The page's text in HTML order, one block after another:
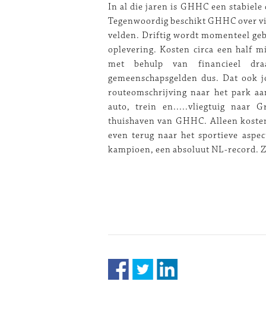
In al die jaren is GHHC een
Tegenwoordig beschikt GHHC over
velden. Driftig wordt momenteel
oplevering. Kosten circa een half
met behulp van financieel
gemeenschapsgelden dus. Dat
routeomschrijving naar het park
auto, trein en.....vliegtuig naar
thuishaven van GHHC. Alleen
even terug naar het sportieve
kampioen, een absoluut NL-record.